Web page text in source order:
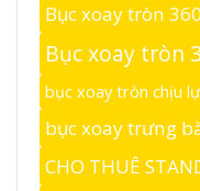
Bục xoay tròn
Bục xoay tròn
bục xoay tròn chịu
bục xoay trưng
CHO THUÊ